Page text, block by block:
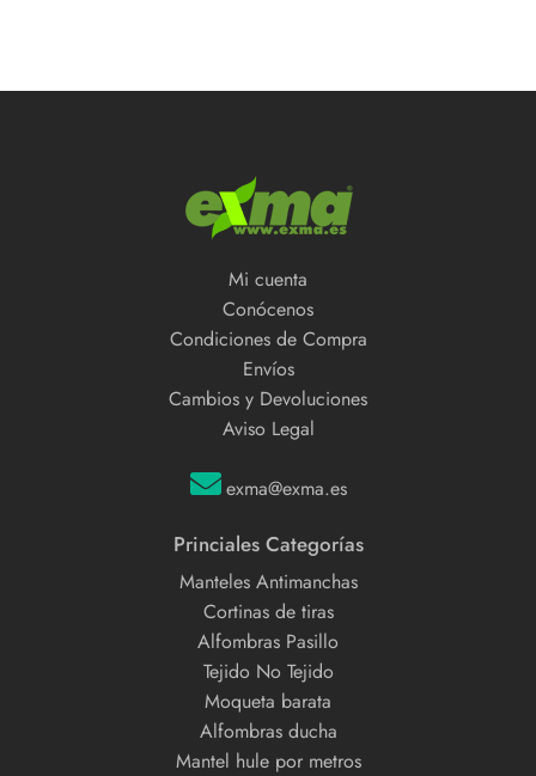
Mi cuenta
Conócenos
Condiciones de Compra
Envíos
Cambios y Devoluciones
Aviso Legal
exma@exma.es
Princiales Categorías
Manteles Antimanchas
Cortinas de tiras
Alfombras Pasillo
Tejido No Tejido
Moqueta barata
Alfombras ducha
Mantel hule por metros